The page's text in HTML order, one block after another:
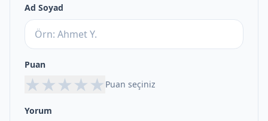
Ad Soyad
Puan
★★★★★ Puan seçiniz
Yorum